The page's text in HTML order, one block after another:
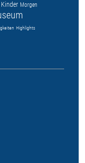
Kinder Morgen
Highlights